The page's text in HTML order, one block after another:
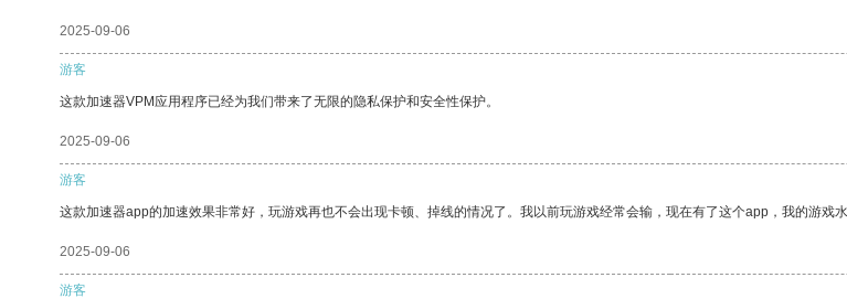
2025-09-06
游客
这款加速器VPM应用程序已经为我们带来了无限的隐私保护和安全性保护。
2025-09-06
游客
这款加速器app的加速效果非常好，玩游戏再也不会出现卡顿、掉线的情况了。我以前玩游戏经常会输，现在有了这个app，我的游戏水
2025-09-06
游客